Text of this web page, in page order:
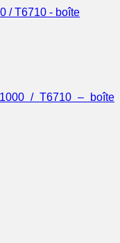
/ T6710 – boîte